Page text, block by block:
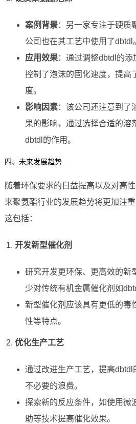
案例背景：另一家专注于硬质
公司也在其工艺中使用了dbtdl
应用效果：通过调整dbtdl的添
控制了泡沫的固化速度，提高
度。
影响因素：该公司还注意到了
果的影响，通过选择合适的溶
dbtdl的作用。
四、未来发展趋势
随着环保要求的日益提高以及对高
来聚氨酯行业的发展趋势将更加注
这包括：
开发新型催化剂
研究开发更环保、更高效的新
少对传统有机金属催化剂如
新型催化剂应该具有更低的毒
性等特点。
优化生产工艺
通过改进生产工艺，提高dbtdl
不必要的浪费。
探索新的反应条件，如使用微
助等技术提高催化效果。